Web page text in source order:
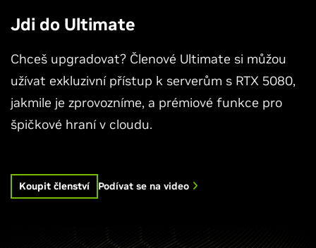
Jdi do Ultimate
Chceš upgradovat? Členové Ultimate si můžou
užívat exkluzivní přístup k serverům s RTX 5080,
jakmile je zprovozníme, a prémiové funkce pro
špičkové hraní v cloudu.
Koupit členství Podívat se na video